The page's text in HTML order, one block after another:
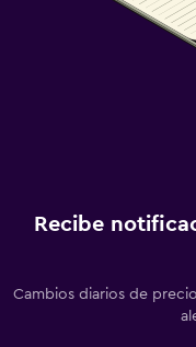
Recibe
Cambios diarios de